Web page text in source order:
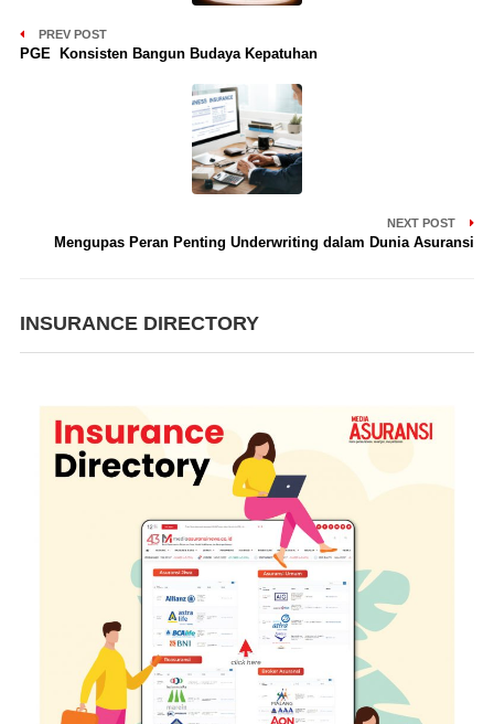
PREV POST
PGE Konsisten Bangun Budaya Kepatuhan
NEXT POST
Mengupas Peran Penting Underwriting dalam Dunia Asuransi
INSURANCE DIRECTORY